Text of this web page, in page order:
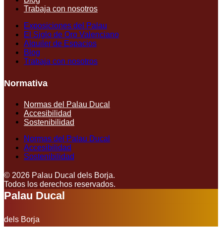
Trabaja con nosotros
Exposiciones del Palau
El Siglo de Oro Valenciano
Alquiler de Espacios
Blog
Trabaja con nosotros
Normativa
Normas del Palau Ducal
Accesibilidad
Sostenibilidad
Normas del Palau Ducal
Accesibilidad
Sostenibilidad
© 2026 Palau Ducal dels Borja.
Todos los derechos reservados.
Palau Ducal
dels Borja